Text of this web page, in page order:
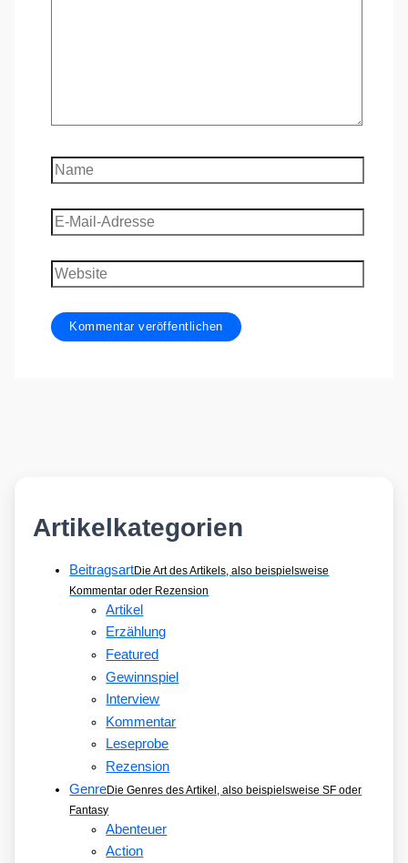
Name
E-
Mail-
Adresse
Website
Artikelkategorien
BeitragsartDie Art des Artikels, also beispielsweise
Kommentar oder Rezension
Artikel
Erzählung
Featured
Gewinnspiel
Interview
Kommentar
Leseprobe
Rezension
GenreDie Genres des Artikel, also beispielsweise SF oder
Fantasy
Abenteuer
Action